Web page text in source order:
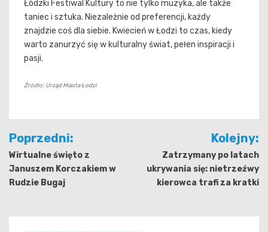
Łódzki Festiwal Kultury to nie tylko muzyka, ale także
taniec i sztuka. Niezależnie od preferencji, każdy
znajdzie coś dla siebie. Kwiecień w Łodzi to czas, kiedy
warto zanurzyć się w kulturalny świat, pełen inspiracji i
pasji.
Źródło: Urząd Miasta Łodzi
Nawigacja
wpisu
Poprzedni:
Wirtualne święto z
Januszem Korczakiem w
Rudzie Bugaj
Kolejny:
Zatrzymany po latach
ukrywania się: nietrzeźwy
kierowca trafi za kratki